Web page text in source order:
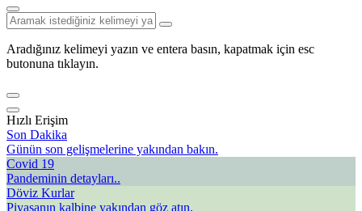
Aradığınız kelimeyi yazın ve entera basın, kapatmak için esc
butonuna tıklayın.
Hızlı Erişim
Son Dakika
Günün son gelişmelerine yakından bakın.
Covid 19
Pandeminin detayları..
Döviz Kurlar
Piyasanın kalbine yakından göz atın.